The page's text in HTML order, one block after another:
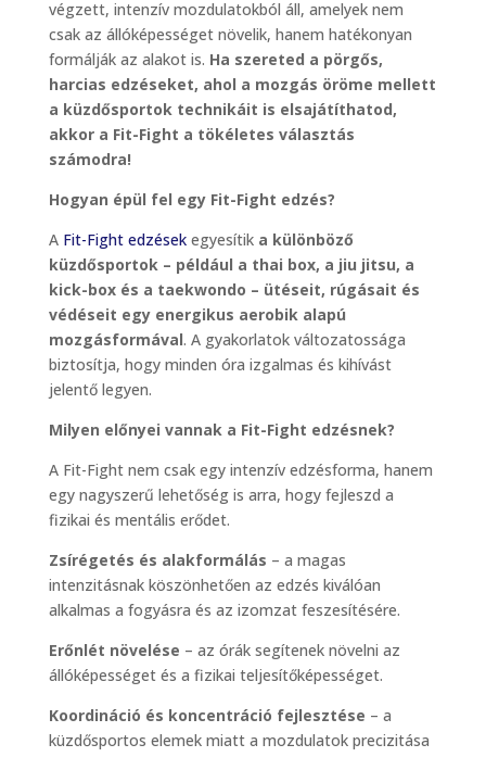
végzett, intenzív mozdulatokból áll, amelyek nem
csak az állóképességet növelik, hanem hatékonyan
formálják az alakot is. Ha szereted a pörgős,
harcias edzéseket, ahol a mozgás öröme mellett
a küzdősportok technikáit is elsajátíthatod,
akkor a Fit-Fight a tökéletes választás
számodra!
Hogyan épül fel egy Fit-Fight edzés?
A Fit-Fight edzésekegyesítik a különböző
küzdősportok – például a thai box, a jiu jitsu, a
kick-box és a taekwondo – ütéseit, rúgásait és
védéseit egy energikus aerobik alapú
mozgásformával. A gyakorlatok változatossága
biztosítja, hogy minden óra izgalmas és kihívást
jelentő legyen.
Milyen előnyei vannak a Fit-Fight edzésnek?
A Fit-Fight nem csak egy intenzív edzésforma, hanem
egy nagyszerű lehetőség is arra, hogy fejleszd a
fizikai és mentális erődet.
Zsírégetés és alakformálás – a magas
intenzitásnak köszönhetően az edzés kiválóan
alkalmas a fogyásra és az izomzat feszesítésére.
Erőnlét növelése – az órák segítenek növelni az
állóképességet és a fizikai teljesítőképességet.
Koordináció és koncentráció fejlesztése – a
küzdősportos elemek miatt a mozdulatok precizitása